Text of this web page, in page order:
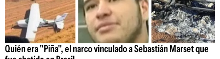
Quién era "Piña", el narco vinculado a Sebastián Marset que